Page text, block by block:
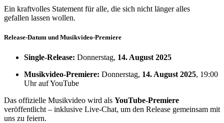
Ein kraftvolles Statement für alle, die sich nicht länger alles
gefallen lassen wollen.
Release-Datum und Musikvideo-Premiere
Single-Release: Donnerstag, 14. August 2025
Musikvideo-Premiere: Donnerstag, 14. August 2025, 19:00
Uhr auf YouTube
Das offizielle Musikvideo wird als YouTube-Premiere
veröffentlicht – inklusive Live-Chat, um den Release gemeinsam mit
uns zu feiern.